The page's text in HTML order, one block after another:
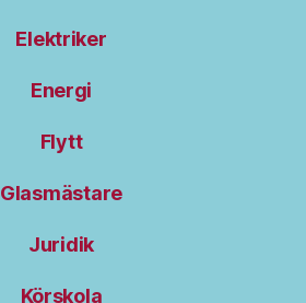
Elektriker
Energi
Flytt
Glasmästare
Juridik
Körskola